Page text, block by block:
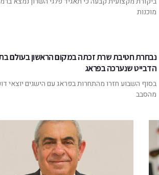
מוכנות
נבחרת חטיבת שרת זכתה במקום הראשון בעולם
הדבייט שנערכה בפראג
בסוף השבוע חזרו מהתחרות בפראג עם הישגים יוצאי
מהסבב